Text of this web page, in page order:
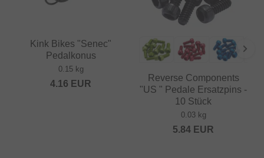
Kink Bikes "Senec"
Pedalkonus
0.15 kg
4.16 EUR
Reverse Components
"US " Pedale Ersatzpins -
10 Stück
0.03 kg
5.84 EUR